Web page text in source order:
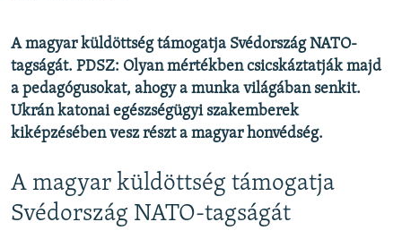
Valamennyi RFE/RL weboldal
A magyar küldöttség támogatja Svédország NATO-
tagságát. PDSZ: Olyan mértékben csicskáztatják majd
a pedagógusokat, ahogy a munka világában senkit.
Ukrán katonai egészségügyi szakemberek
kiképzésében vesz részt a magyar honvédség.
A magyar küldöttség támogatja
Svédország NATO-tagságát